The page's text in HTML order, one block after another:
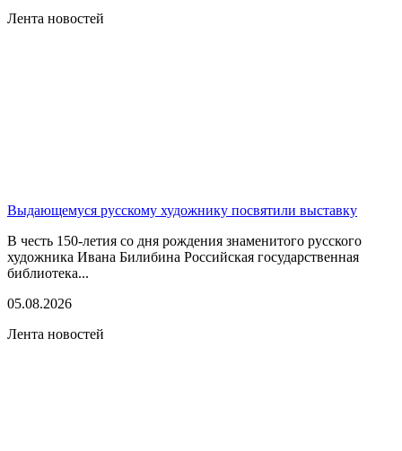
Лента новостей
Выдающемуся русскому художнику посвятили выставку
В честь 150-летия со дня рождения знаменитого русского
художника Ивана Билибина Российская государственная
библиотека...
05.08.2026
Лента новостей